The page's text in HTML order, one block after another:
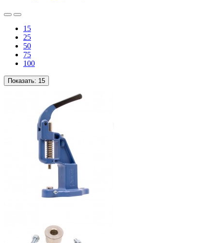
15
25
50
75
100
Показать: 15